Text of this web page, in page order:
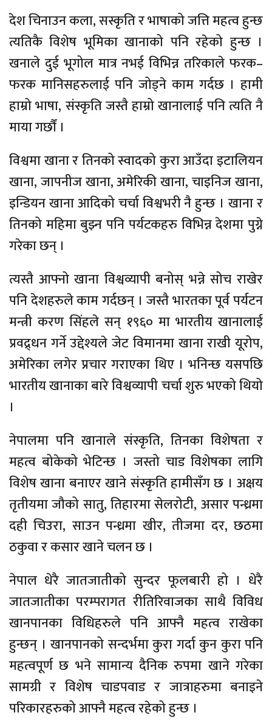
देश चिनाउन कला, सस्कृति र भाषाको जत्ति महत्व हुन्छ
त्यतिकै विशेष भूमिका खानाको पनि रहेको हुन्छ ।
खनाले दुई भूगोल मात्र नभई विभिन्न तरिकाले फरक–
फरक मानिसहरुलाई पनि जोड्ने काम गर्दछ । हामी
हाम्रो भाषा, संस्कृति जस्तै हाम्रो खानालाई पनि त्यति नै
माया गर्छौं ।
विश्वमा खाना र तिनको स्वादको कुरा आउँदा इटालियन
खाना, जापनीज खाना, अमेरिकी खाना, चाइनिज खाना,
इन्डियन खाना आदिको चर्चा विश्वभरी नै हुन्छ । खाना र
तिनको महिमा बुझ्न पनि पर्यटकहरु विभिन्न देशमा पुग्ने
गरेका छन् ।
त्यस्तै आफ्नो खाना विश्वव्यापी बनोस् भन्ने सोच राखेर
पनि देशहरुले काम गर्दछन् । जस्तै भारतका पूर्व पर्यटन
मन्त्री करण सिंहले सन् १९६० मा भारतीय खानालाई
प्रवद्र्धन गर्ने उद्देश्यले जेट विमानमा खाना राखी यूरोप,
अमेरिका लगेर प्रचार गराएका थिए । भनिन्छ यसपछि
भारतीय खानाका बारे विश्वव्यापी चर्चा शुरु भएको थियो
।
नेपालमा पनि खानाले संस्कृति, तिनका विशेषता र
महत्व बोकेको भेटिन्छ । जस्तो चाड विशेषका लागि
विशेष खाना बनाएर खाने संस्कृति हामीसँग छ । अक्षय
तृतीयमा जौको सातु, तिहारमा सेलरोटी, असार पन्ध्रमा
दही चिउरा, साउन पन्ध्रमा खीर, तीजमा दर, छठमा
ठकुवा र कसार खाने चलन छ ।
नेपाल धेरै जातजातीको सुन्दर फूलबारी हो । धेरै
जातजातीका परम्परागत रीतिरिवाजका साथै विविध
खानपानका विधिहरुले पनि आफ्नै महत्व राखेका
हुन्छन् । खानपानको सन्दर्भमा कुरा गर्दा कुन कुरा पनि
महत्वपूर्ण छ भने सामान्य दैनिक रुपमा खाने गरेका
सामग्री र विशेष चाडपवाड र जात्राहरुमा बनाइने
परिकारहरुको आफ्नै महत्व रहेको हुन्छ ।